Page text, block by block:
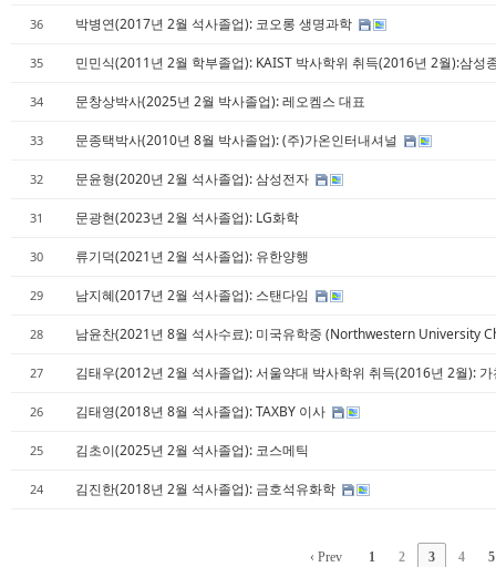
36 박병연(2017년 2월 석사졸업): 코오롱 생명과학
35 민민식(2011년 2월 학부졸업): KAIST 박사학위 취득(2016년 2월):삼성
34 문창상박사(2025년 2월 박사졸업): 레오켐스 대표
33 문종택박사(2010년 8월 박사졸업): (주)가온인터내셔널
32 문윤형(2020년 2월 석사졸업): 삼성전자
31 문광현(2023년 2월 석사졸업): LG화학
30 류기덕(2021년 2월 석사졸업): 유한양행
29 남지혜(2017년 2월 석사졸업): 스탠다임
28 남윤찬(2021년 8월 석사수료): 미국유학중 (Northwestern University
27 김태우(2012년 2월 석사졸업): 서울약대 박사학위 취득(2016년 2월):
26 김태영(2018년 8월 석사졸업): TAXBY 이사
25 김초이(2025년 2월 석사졸업): 코스메틱
24 김진한(2018년 2월 석사졸업): 금호석유화학
‹ Prev 1 2 3 4 5